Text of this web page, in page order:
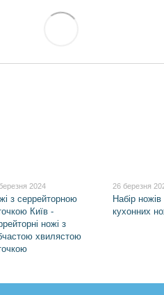
2024
з серрейторною
Київ -
ножі з
хвилястою
26 березня
Набір
кухонних